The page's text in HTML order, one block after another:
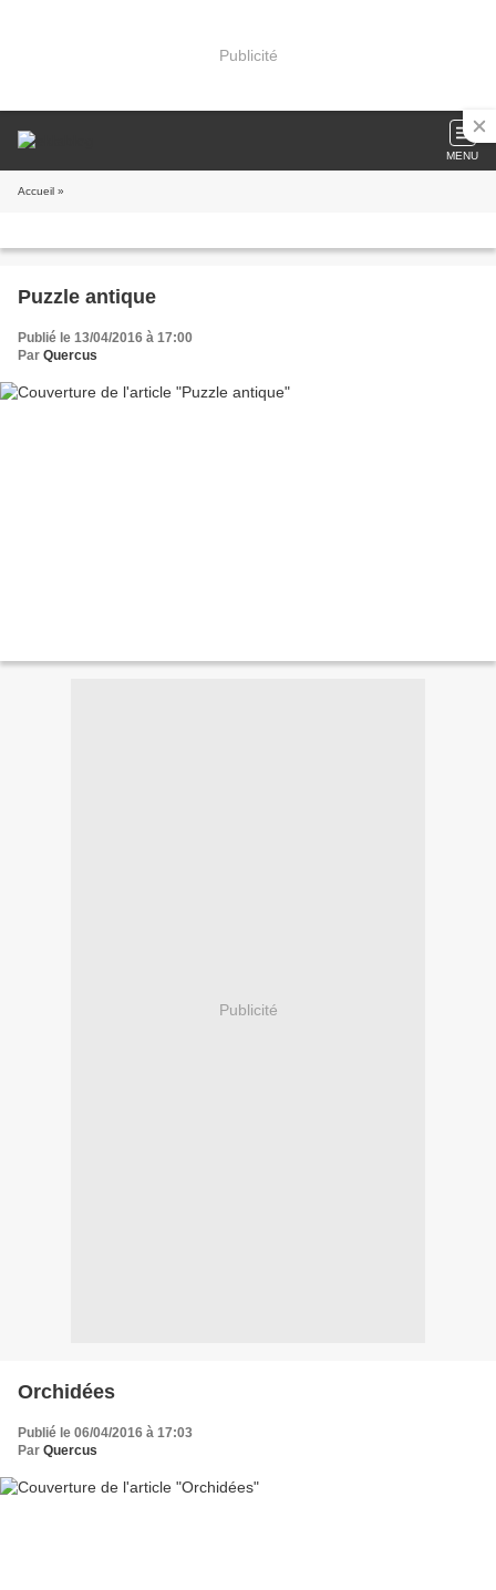
Publicité
MENU
Accueil »
Puzzle antique
Publié le 13/04/2016 à 17:00
Par Quercus
Publicité
Orchidées
Publié le 06/04/2016 à 17:03
Par Quercus